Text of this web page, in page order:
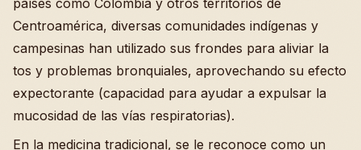
Centroamérica, diversas comunidades indígenas y
campesinas han utilizado sus frondes para aliviar la
tos y problemas bronquiales, aprovechando su efecto
expectorante (capacidad para ayudar a expulsar la
mucosidad de las vías respiratorias).
En la medicina tradicional, se le reconoce como un